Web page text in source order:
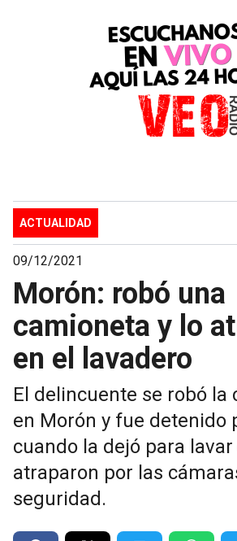
ACTUALIDAD
09/12/2021
Morón: robó una
camioneta y lo
en el lavadero
El delincuente se robó la
en Morón y fue detenido
cuando la dejó para
atraparon por las
seguridad.